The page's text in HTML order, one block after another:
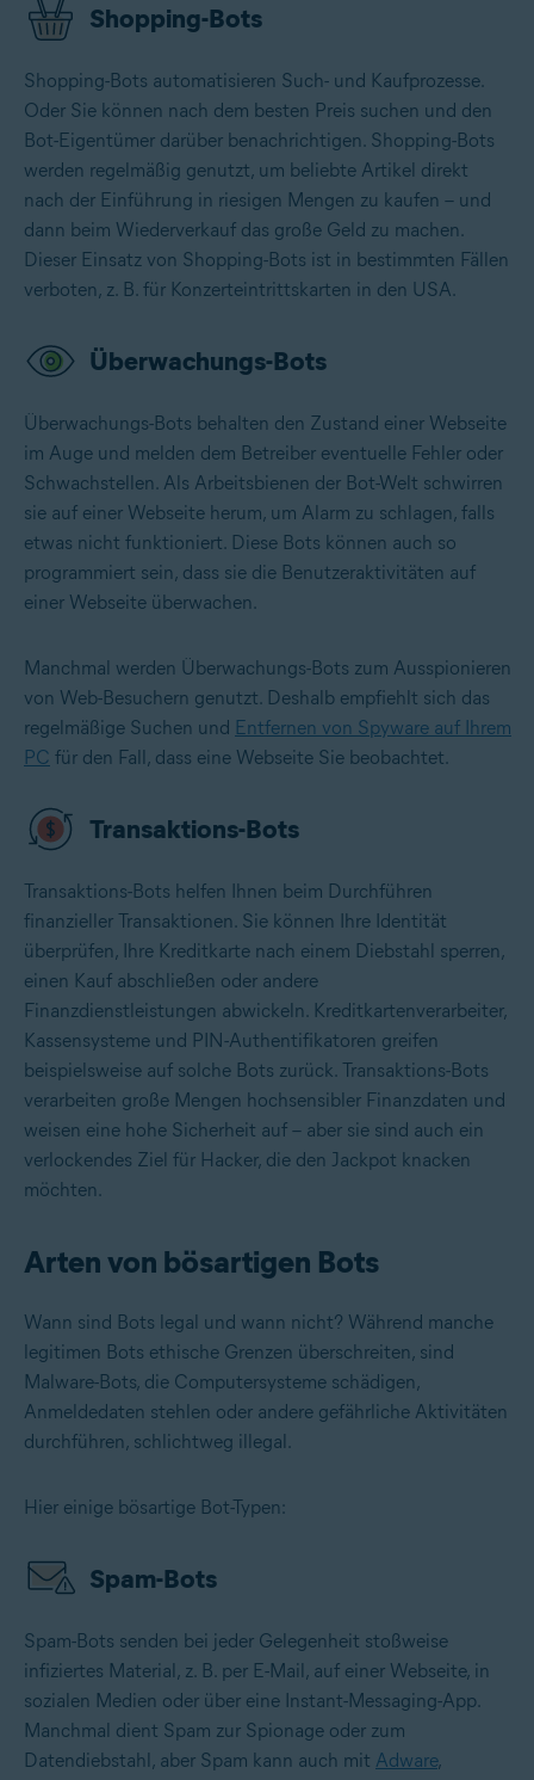
Shopping-Bots
Shopping-Bots automatisieren Such- und Kaufprozesse.
Oder Sie können nach dem besten Preis suchen und den
Bot-Eigentümer darüber benachrichtigen. Shopping-Bots
werden regelmäßig genutzt, um beliebte Artikel direkt
nach der Einführung in riesigen Mengen zu kaufen – und
dann beim Wiederverkauf das große Geld zu machen.
Dieser Einsatz von Shopping-Bots ist in bestimmten Fällen
verboten, z. B. für Konzerteintrittskarten in den USA.
Überwachungs-Bots
Überwachungs-Bots behalten den Zustand einer Webseite
im Auge und melden dem Betreiber eventuelle Fehler oder
Schwachstellen. Als Arbeitsbienen der Bot-Welt schwirren
sie auf einer Webseite herum, um Alarm zu schlagen, falls
etwas nicht funktioniert. Diese Bots können auch so
programmiert sein, dass sie die Benutzeraktivitäten auf
einer Webseite überwachen.
Manchmal werden Überwachungs-Bots zum Ausspionieren
von Web-Besuchern genutzt. Deshalb empfiehlt sich das
regelmäßige Suchen und Entfernen von Spyware auf Ihrem
PC für den Fall, dass eine Webseite Sie beobachtet.
Transaktions-Bots
Transaktions-Bots helfen Ihnen beim Durchführen
finanzieller Transaktionen. Sie können Ihre Identität
überprüfen, Ihre Kreditkarte nach einem Diebstahl sperren,
einen Kauf abschließen oder andere
Finanzdienstleistungen abwickeln. Kreditkartenverarbeiter,
Kassensysteme und PIN-Authentifikatoren greifen
beispielsweise auf solche Bots zurück. Transaktions-Bots
verarbeiten große Mengen hochsensibler Finanzdaten und
weisen eine hohe Sicherheit auf – aber sie sind auch ein
verlockendes Ziel für Hacker, die den Jackpot knacken
möchten.
Arten von bösartigen Bots
Wann sind Bots legal und wann nicht? Während manche
legitimen Bots ethische Grenzen überschreiten, sind
Malware-Bots, die Computersysteme schädigen,
Anmeldedaten stehlen oder andere gefährliche Aktivitäten
durchführen, schlichtweg illegal.
Hier einige bösartige Bot-Typen:
Spam-Bots
Spam-Bots senden bei jeder Gelegenheit stoßweise
infiziertes Material, z. B. per E-Mail, auf einer Webseite, in
sozialen Medien oder über eine Instant-Messaging-App.
Manchmal dient Spam zur Spionage oder zum
Datendiebstahl, aber Spam kann auch mit Adware,